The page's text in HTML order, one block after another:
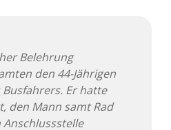
Belehrung
den 44-Jährigen
Er hatte
den Mann samt Rad